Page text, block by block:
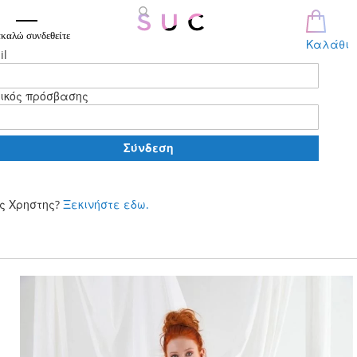
Καλάθι
συνδεθείτε
πρόσβασης
Σύνδεση
Χρηστης? Ξεκινήστε εδω.
περιεχόμενο